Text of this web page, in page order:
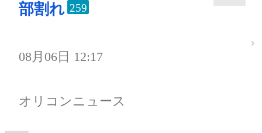
部割れ 259
08月06日 12:17
オリコンニュース